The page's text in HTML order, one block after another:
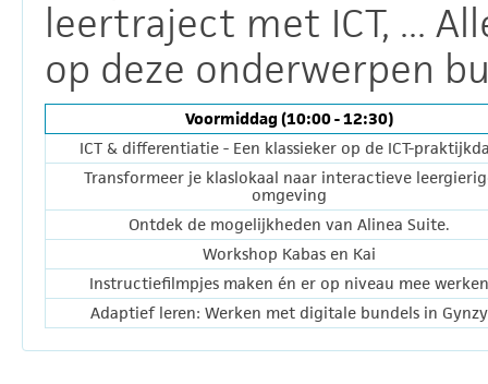
leertraject met ICT, ...
op deze onderwerpen
Voormiddag (10:00 - 12:30)
ICT & differentiatie - Een klassieker op de ICT-
Transformeer je klaslokaal naar interactieve
omgeving
Ontdek de mogelijkheden van Alinea Suite.
Workshop Kabas en Kai
Instructiefilmpjes maken én er op niveau mee werken
Adaptief leren: Werken met digitale bundels in Gynzy